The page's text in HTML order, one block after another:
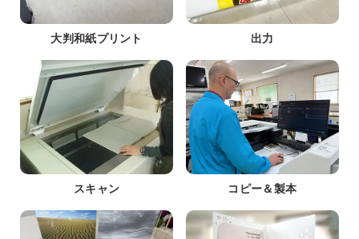
大判和紙プリント 出力
スキャン コピー＆製本